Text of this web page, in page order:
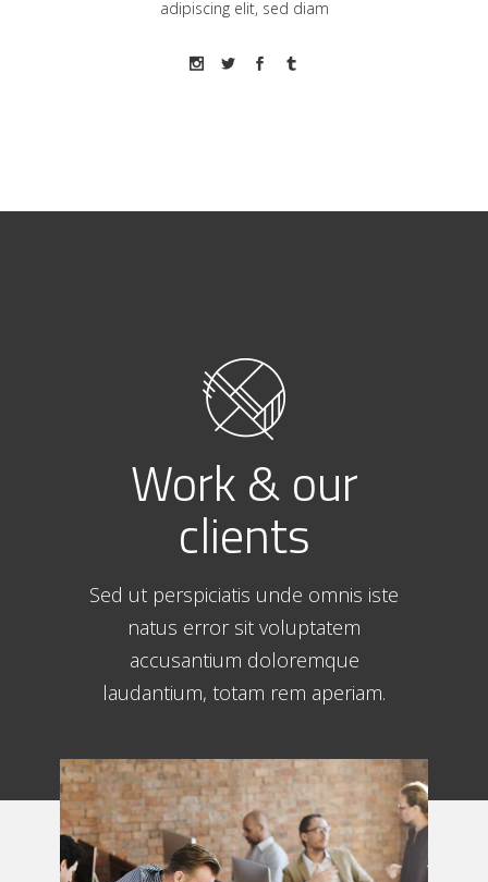
adipiscing elit, sed diam
Work & our
clients
Sed ut perspiciatis unde omnis iste
natus error sit voluptatem
accusantium doloremque
laudantium, totam rem aperiam.